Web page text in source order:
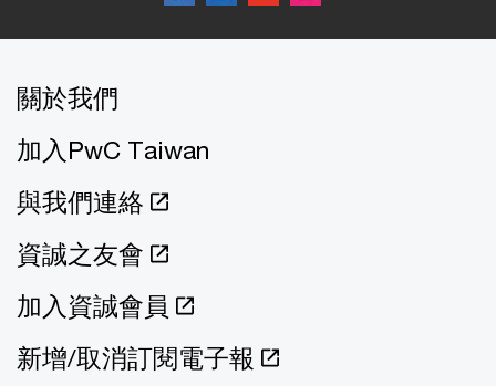
關於我們
加入PwC Taiwan
與我們連絡
資誠之友會
加入資誠會員
新增/取消訂閱電子報